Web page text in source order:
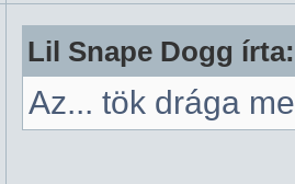
Lil Snape Dogg írta:
Az... tök drága